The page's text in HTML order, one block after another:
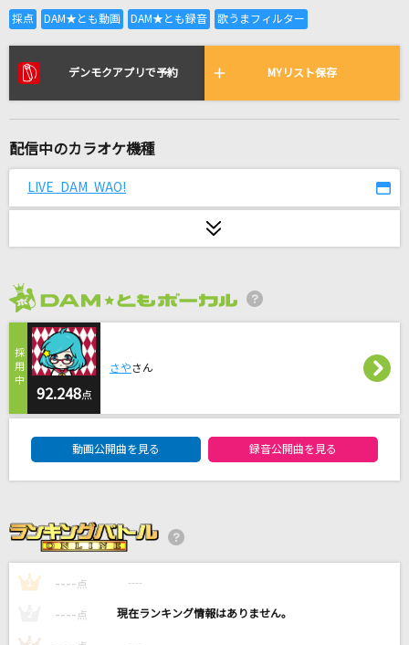
全国りれき
God knows...
B・BLUE(GIGS at BUDOKAN BEAT EMOTION
ROCK'N ROLL CIRCUS TOUR)
BOOWY
乃木坂46
[生音]小さな恋のうた
MONGOL800
告白
杜このみ
Lemon
[生音]水に咲く花・支笏湖へ
[生音]チェリー
デンモクアプリで予約 MYリスト保存
配信中のカラオケ機種
LIVE DAM WAO!
92.248点
さやさん
動画公開曲を見る 録音公開曲を見る
1 ---- 点 ----
---- 点 ----